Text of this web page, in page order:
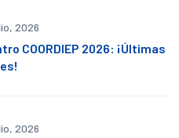
2026
COORDIEP 2026: ¡Últimas
2026